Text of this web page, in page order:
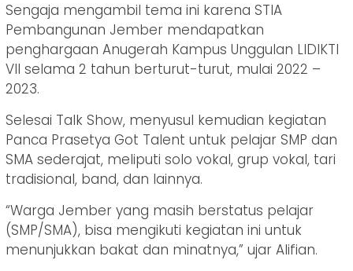
Sengaja mengambil tema ini karena STIA
Pembangunan Jember mendapatkan
penghargaan Anugerah Kampus Unggulan LIDIKTI
VII selama 2 tahun berturut-turut, mulai 2022 –
2023.
Selesai Talk Show, menyusul kemudian kegiatan
Panca Prasetya Got Talent untuk pelajar SMP dan
SMA sederajat, meliputi solo vokal, grup vokal, tari
tradisional, band, dan lainnya.
“Warga Jember yang masih berstatus pelajar
(SMP/SMA), bisa mengikuti kegiatan ini untuk
menunjukkan bakat dan minatnya,” ujar Alifian.